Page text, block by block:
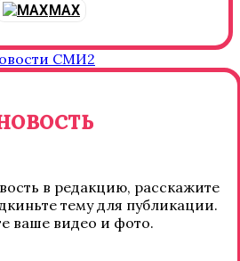
MAX
СМИ2
в редакцию, расскажите
тему для публикации.
ваше видео и фото.